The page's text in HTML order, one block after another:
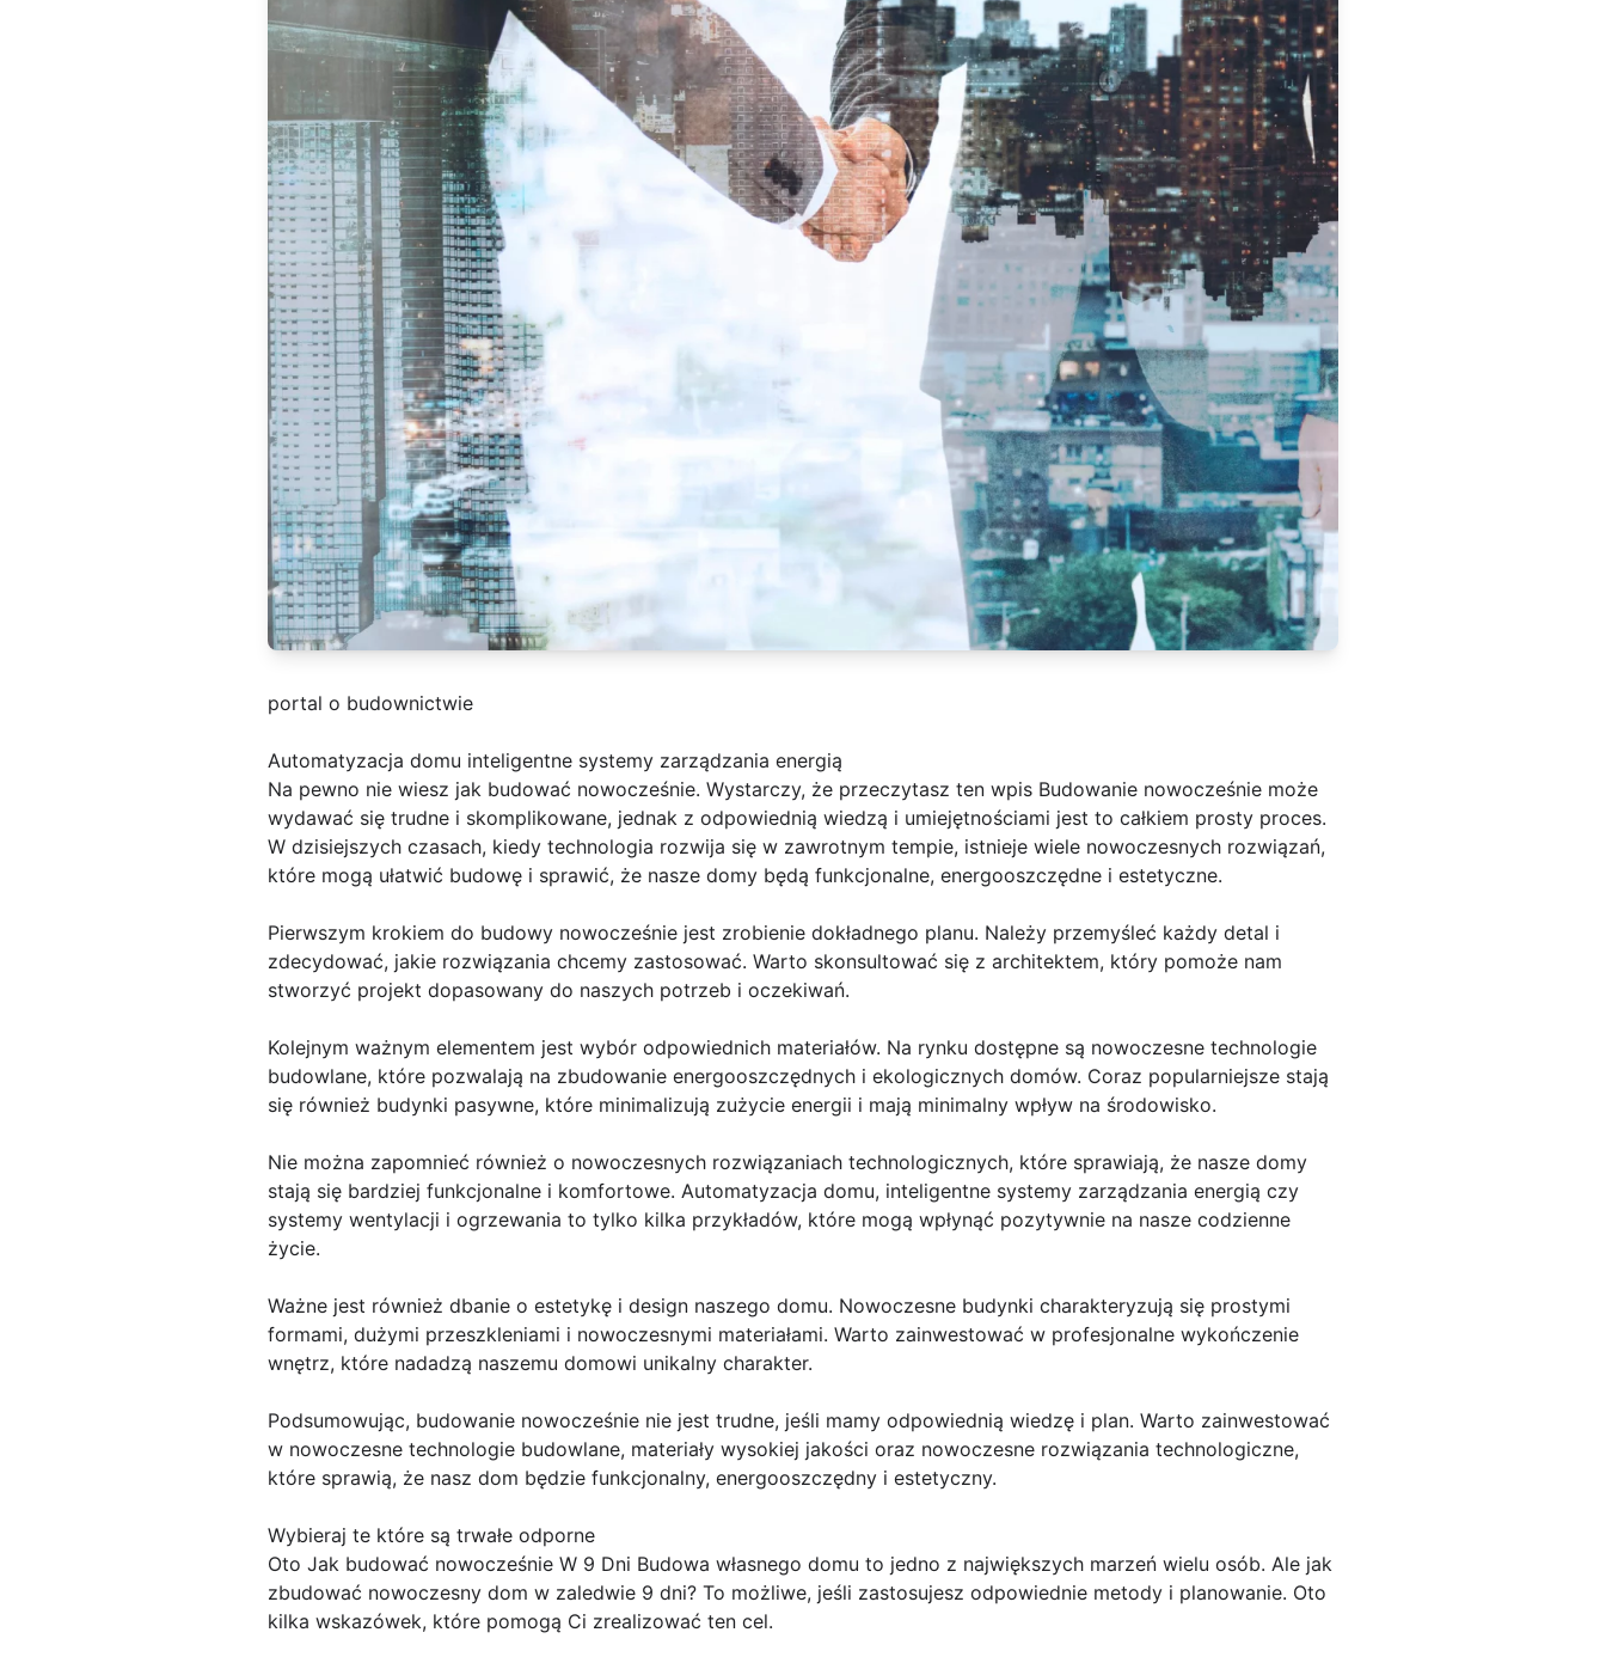
portal o budownictwie
Automatyzacja domu inteligentne systemy zarządzania energią
Na pewno nie wiesz jak budować nowocześnie. Wystarczy, że przeczytasz ten wpis Budowanie nowocześnie może
wydawać się trudne i skomplikowane, jednak z odpowiednią wiedzą i umiejętnościami jest to całkiem prosty proces.
W dzisiejszych czasach, kiedy technologia rozwija się w zawrotnym tempie, istnieje wiele nowoczesnych rozwiązań,
które mogą ułatwić budowę i sprawić, że nasze domy będą funkcjonalne, energooszczędne i estetyczne.
Pierwszym krokiem do budowy nowocześnie jest zrobienie dokładnego planu. Należy przemyśleć każdy detal i
zdecydować, jakie rozwiązania chcemy zastosować. Warto skonsultować się z architektem, który pomoże nam
stworzyć projekt dopasowany do naszych potrzeb i oczekiwań.
Kolejnym ważnym elementem jest wybór odpowiednich materiałów. Na rynku dostępne są nowoczesne technologie
budowlane, które pozwalają na zbudowanie energooszczędnych i ekologicznych domów. Coraz popularniejsze stają
się również budynki pasywne, które minimalizują zużycie energii i mają minimalny wpływ na środowisko.
Nie można zapomnieć również o nowoczesnych rozwiązaniach technologicznych, które sprawiają, że nasze domy
stają się bardziej funkcjonalne i komfortowe. Automatyzacja domu, inteligentne systemy zarządzania energią czy
systemy wentylacji i ogrzewania to tylko kilka przykładów, które mogą wpłynąć pozytywnie na nasze codzienne
życie.
Ważne jest również dbanie o estetykę i design naszego domu. Nowoczesne budynki charakteryzują się prostymi
formami, dużymi przeszkleniami i nowoczesnymi materiałami. Warto zainwestować w profesjonalne wykończenie
wnętrz, które nadadzą naszemu domowi unikalny charakter.
Podsumowując, budowanie nowocześnie nie jest trudne, jeśli mamy odpowiednią wiedzę i plan. Warto zainwestować
w nowoczesne technologie budowlane, materiały wysokiej jakości oraz nowoczesne rozwiązania technologiczne,
które sprawią, że nasz dom będzie funkcjonalny, energooszczędny i estetyczny.
Wybieraj te które są trwałe odporne
Oto Jak budować nowocześnie W 9 Dni Budowa własnego domu to jedno z największych marzeń wielu osób. Ale jak
zbudować nowoczesny dom w zaledwie 9 dni? To możliwe, jeśli zastosujesz odpowiednie metody i planowanie. Oto
kilka wskazówek, które pomogą Ci zrealizować ten cel.